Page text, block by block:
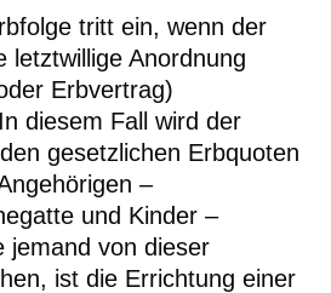
tritt ein, wenn der
letztwillige Anordnung
Erbvertrag)
diesem Fall wird der
gesetzlichen Erbquoten
–
und Kinder –
jemand von dieser
ist die Errichtung einer